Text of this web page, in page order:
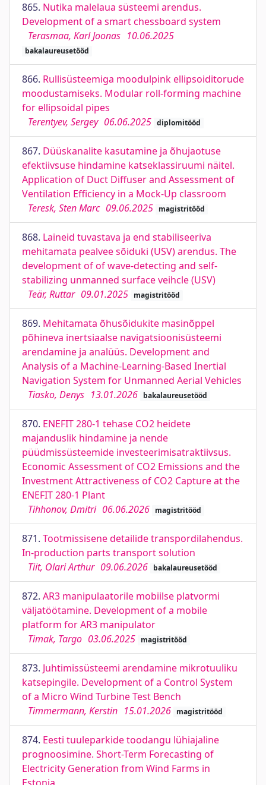
865. Nutika malelaua süsteemi arendus.
Development of a smart chessboard system
Terasmaa, Karl Joonas 10.06.2025
bakalaureusetööd
866. Rullisüsteemiga moodulpink ellipsoiditorude
moodustamiseks. Modular roll-forming machine
for ellipsoidal pipes
Terentyev, Sergey 06.06.2025 diplomitööd
867. Düüskanalite kasutamine ja õhujaotuse
efektiivsuse hindamine katseklassiruumi näitel.
Application of Duct Diffuser and Assessment of
Ventilation Efficiency in a Mock-Up classroom
Teresk, Sten Marc 09.06.2025 magistritööd
868. Laineid tuvastava ja end stabiliseeriva
mehitamata pealvee sõiduki (USV) arendus. The
development of of wave-detecting and self-
stabilizing unmanned surface veihcle (USV)
Teär, Ruttar 09.01.2025 magistritööd
869. Mehitamata õhusõidukite masinõppel
põhineva inertsiaalse navigatsioonisüsteemi
arendamine ja analüüs. Development and
Analysis of a Machine-Learning-Based Inertial
Navigation System for Unmanned Aerial Vehicles
Tiasko, Denys 13.01.2026 bakalaureusetööd
870. ENEFIT 280-1 tehase CO2 heidete
majanduslik hindamine ja nende
püüdmissüsteemide investeerimisatraktiivsus.
Economic Assessment of CO2 Emissions and the
Investment Attractiveness of CO2 Capture at the
ENEFIT 280-1 Plant
Tihhonov, Dmitri 06.06.2026 magistritööd
871. Tootmissisene detailide transpordilahendus.
In-production parts transport solution
Tiit, Olari Arthur 09.06.2026 bakalaureusetööd
872. AR3 manipulaatorile mobiilse platvormi
väljatöötamine. Development of a mobile
platform for AR3 manipulator
Timak, Targo 03.06.2025 magistritööd
873. Juhtimissüsteemi arendamine mikrotuuliku
katsepingile. Development of a Control System
of a Micro Wind Turbine Test Bench
Timmermann, Kerstin 15.01.2026 magistritööd
874. Eesti tuuleparkide toodangu lühiajaline
prognoosimine. Short-Term Forecasting of
Electricity Generation from Wind Farms in